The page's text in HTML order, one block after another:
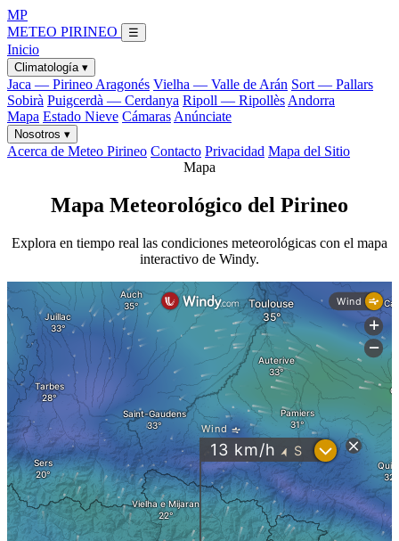
MP
METEO PIRINEO
☰
Inicio
Climatología ▾
Jaca — Pirineo Aragonés Vielha — Valle de Arán Sort — Pallars
Sobirà Puigcerdà — Cerdanya Ripoll — Ripollès Andorra
Mapa Estado Nieve Cámaras Anúnciate
Nosotros ▾
Acerca de Meteo Pirineo Contacto Privacidad Mapa del Sitio
Mapa
Mapa Meteorológico del Pirineo
Explora en tiempo real las condiciones meteorológicas con el mapa
interactivo de Windy.